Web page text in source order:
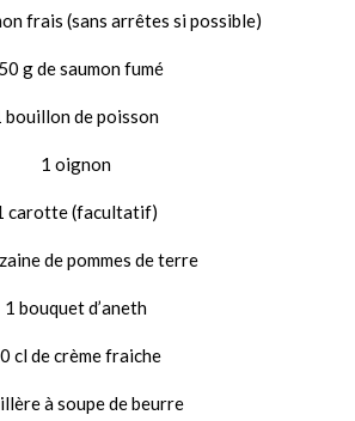
frais (sans arrêtes si possible)
g de saumon fumé
bouillon de poisson
1 oignon
carotte (facultatif)
de pommes de terre
1 bouquet d’aneth
cl de crème fraiche
à soupe de beurre